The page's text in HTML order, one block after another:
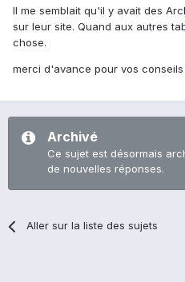
Il me semblait qu'il y avait des
sur leur site. Quand aux autres
chose.
merci d'avance pour vos
Archivé
Ce sujet est désormais
de nouvelles réponses.
Aller sur la liste des sujets